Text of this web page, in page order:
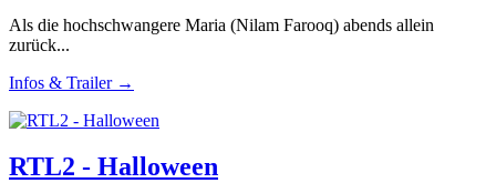
Als die hochschwangere Maria (Nilam Farooq) abends allein
zurück...
Infos & Trailer →
RTL2 - Halloween